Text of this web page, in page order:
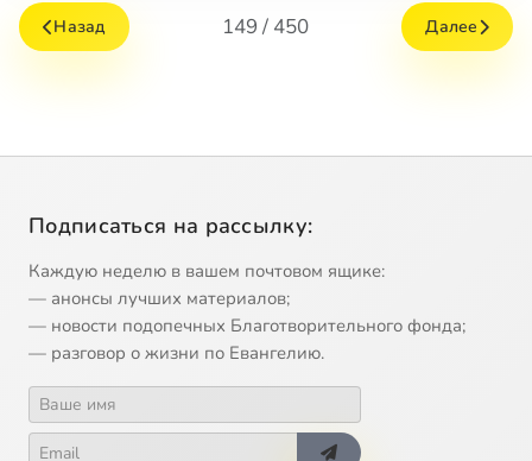
Назад 149 / 450 Далее
Подписаться на рассылку:
Каждую неделю в вашем почтовом ящике:
— анонсы лучших материалов;
— новости подопечных Благотворительного фонда;
— разговор о жизни по Евангелию.